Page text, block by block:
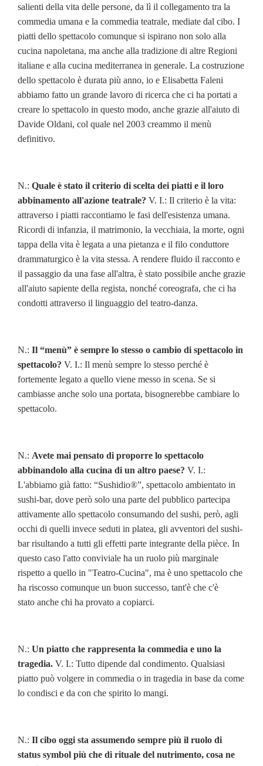
salienti della vita delle persone, da lì il collegamento tra la
commedia umana e la commedia teatrale, mediate dal cibo. I
piatti dello spettacolo comunque si ispirano non solo alla
cucina napoletana, ma anche alla tradizione di altre Regioni
italiane e alla cucina mediterranea in generale. La costruzione
dello spettacolo è durata più anno, io e Elisabetta Faleni
abbiamo fatto un grande lavoro di ricerca che ci ha portati a
creare lo spettacolo in questo modo, anche grazie all'aiuto di
Davide Oldani, col quale nel 2003 creammo il menù
definitivo.
N.: Quale è stato il criterio di scelta dei piatti e il loro
abbinamento all'azione teatrale? V. I.: Il criterio è la vita:
attraverso i piatti raccontiamo le fasi dell'esistenza umana.
Ricordi di infanzia, il matrimonio, la vecchiaia, la morte, ogni
tappa della vita è legata a una pietanza e il filo conduttore
drammaturgico è la vita stessa. A rendere fluido il racconto e
il passaggio da una fase all'altra, è stato possibile anche grazie
all'aiuto sapiente della regista, nonché coreografa, che ci ha
condotti attraverso il linguaggio del teatro-danza.
N.: Il “menù” è sempre lo stesso o cambio di spettacolo in
spettacolo? V. I.: Il menù sempre lo stesso perché è
fortemente legato a quello viene messo in scena. Se si
cambiasse anche solo una portata, bisognerebbe cambiare lo
spettacolo.
N.: Avete mai pensato di proporre lo spettacolo
abbinandolo alla cucina di un altro paese? V. I.:
L'abbiamo già fatto: “Sushidio®”, spettacolo ambientato in
sushi-bar, dove però solo una parte del pubblico partecipa
attivamente allo spettacolo consumando del sushi, però, agli
occhi di quelli invece seduti in platea, gli avventori del sushi-
bar risultando a tutti gli effetti parte integrante della pièce. In
questo caso l'atto conviviale ha un ruolo più marginale
rispetto a quello in "Teatro-Cucina", ma è uno spettacolo che
ha riscosso comunque un buon successo, tant'è che c'è
stato anche chi ha provato a copiarci.
N.: Un piatto che rappresenta la commedia e uno la
tragedia. V. I.: Tutto dipende dal condimento. Qualsiasi
piatto può volgere in commedia o in tragedia in base da come
lo condisci e da con che spirito lo mangi.
N.: Il cibo oggi sta assumendo sempre più il ruolo di
status symbol più che di rituale del nutrimento, cosa ne